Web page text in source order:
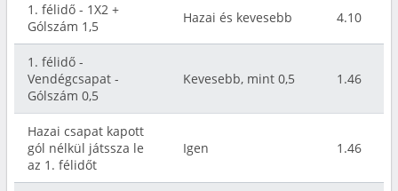
1. félidő - 1X2 +
Gólszám 1,5
Hazai és kevesebb 4.10
1. félidő -
Vendégcsapat -
Gólszám 0,5
Kevesebb, mint 0,5 1.46
Hazai csapat kapott
gól nélkül játssza le
az 1. félidőt
Igen 1.46